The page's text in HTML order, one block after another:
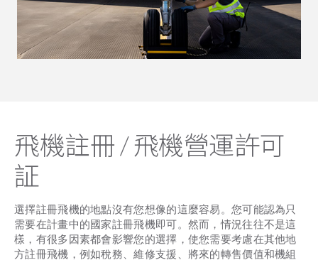
飛機註冊 / 飛機營運許可
証
選擇註冊飛機的地點沒有您想像的這麼容易。您可能認為只
需要在計畫中的國家註冊飛機即可。然而，情況往往不是這
樣，有很多因素都會影響您的選擇，使您需要考慮在其他地
方註冊飛機，例如稅務、維修支援、將來的轉售價值和機組